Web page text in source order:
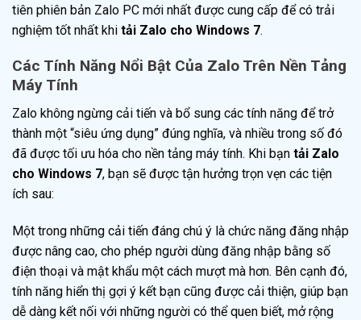
tiên phiên bản Zalo PC mới nhất được cung cấp để có trải
nghiệm tốt nhất khi tải Zalo cho Windows 7.
Các Tính Năng Nổi Bật Của Zalo Trên Nền Tảng
Máy Tính
Zalo không ngừng cải tiến và bổ sung các tính năng để trở
thành một “siêu ứng dụng” đúng nghĩa, và nhiều trong số đó
đã được tối ưu hóa cho nền tảng máy tính. Khi bạn tải Zalo
cho Windows 7, bạn sẽ được tận hưởng trọn vẹn các tiện
ích sau:
Một trong những cải tiến đáng chú ý là chức năng đăng nhập
được nâng cao, cho phép người dùng đăng nhập bằng số
điện thoại và mật khẩu một cách mượt mà hơn. Bên cạnh đó,
tính năng hiển thị gợi ý kết bạn cũng được cải thiện, giúp bạn
dễ dàng kết nối với những người có thể quen biết, mở rộng